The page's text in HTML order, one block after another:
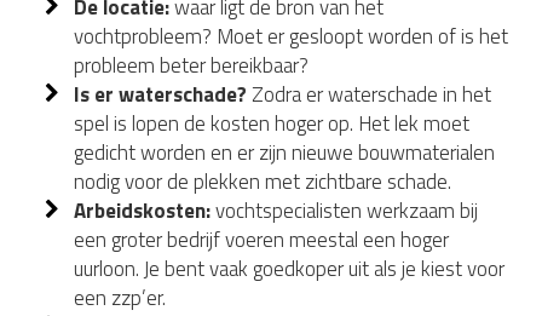
De locatie:waar ligt de bron van het
vochtprobleem? Moet er gesloopt worden of is het
probleem beter bereikbaar?
Is er waterschade? Zodra er waterschade in het
spel is lopen de kosten hoger op. Het lek moet
gedicht worden en er zijn nieuwe bouwmaterialen
nodig voor de plekken met zichtbare schade.
Arbeidskosten:vochtspecialisten werkzaam bij
een groter bedrijf voeren meestal een hoger
uurloon. Je bent vaak goedkoper uit als je kiest voor
een zzp’er.